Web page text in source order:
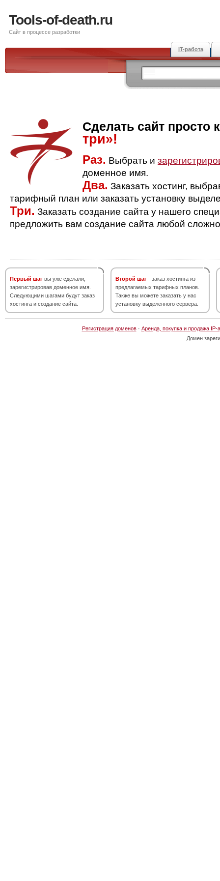
Tools-of-death.ru
Сайт в процессе разработки
IT-работа
Сделать сайт просто
три»!
Раз. Выбрать и
доменное имя.
Два. Заказать хостинг,
тарифный план или заказать установку
Три. Заказать создание сайта у нашего
предложить вам создание сайта любой
Первый шаг вы уже сделали,
зарегистрировав доменное имя.
Следующими шагами будут заказ
хостинга и создание сайта.
Второй шаг - заказ хостинга из
предлагаемых тарифных планов.
Также вы можете заказать у нас
установку выделенного сервера.
Регистрация доменов· Аренда, покупка и продажа IP-
Домен